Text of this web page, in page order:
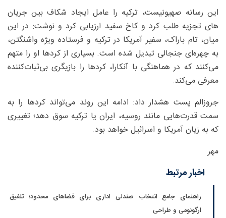
این رسانه صهیونیست، ترکیه را عامل ایجاد شکاف بین جریان
های تجزیه طلب کرد و کاخ سفید ارزیابی کرد و نوشت: در این
میان، تام باراک، سفیر آمریکا در ترکیه و فرستاده ویژه واشنگتن،
به چهره‌ای جنجالی تبدیل شده است. بسیاری از کردها او را متهم
می‌کنند که در هماهنگی با آنکارا، کردها را بازیگری بی‌ثبات‌کننده
معرفی می‌کند.
جروزالم پست هشدار داد: ادامه این روند می‌تواند کردها را به
سمت قدرت‌هایی مانند روسیه، ایران یا ترکیه سوق دهد؛ تغییری
که به زیان آمریکا و اسرائیل خواهد بود.
مهر
اخبار مرتبط
راهنمای جامع انتخاب صندلی اداری برای فضاهای محدود؛ تلفیق
ارگونومی و طراحی